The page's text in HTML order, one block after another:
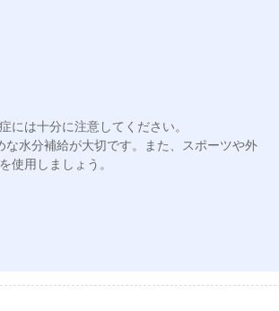
には十分に注意してください。
水分補給が大切です。また、スポーツや外